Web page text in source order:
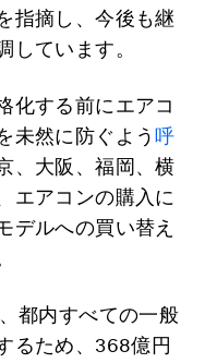
指摘し、今後も継
しています。
化する前にエアコ
未然に防ぐよう呼
、大阪、福岡、横
エアコンの購入に
デルへの買い替え
都内すべての一般
るため、368億円